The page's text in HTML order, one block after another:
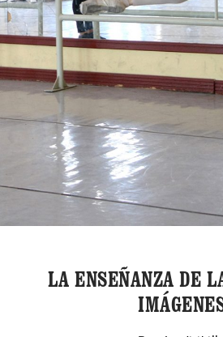
LA ENSEÑANZA DE